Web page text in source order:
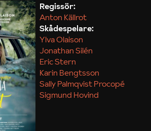
Regissör:
Anton Källrot
Skådespelare:
Ylva Olaison
Jonathan Silén
Eric Stern
Karin Bengtsson
Sally Palmqvist Procopé
Sigmund Hovind